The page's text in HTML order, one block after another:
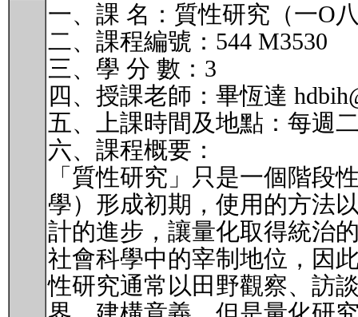
一、課 名：質性研究（一O
二、課程編號：544 M3530
三、學 分 數：3
四、授課老師：畢恆達
五、上課時間及地點：每週
六、課程概要：
「質性研究」只是一個階段
學）形成初期，使用的方法
計的進步，讓量化取得統治
社會科學中的宰制地位，因
性研究通常以田野觀察、訪